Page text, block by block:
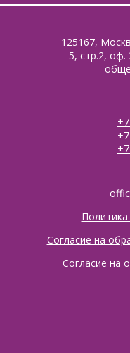
125167,
5, стр.2, оф.
Согласие на
Согласие на